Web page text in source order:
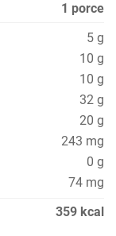
1 porce
5 g
10 g
10 g
32 g
20 g
243 mg
0 g
74 mg
359 kcal